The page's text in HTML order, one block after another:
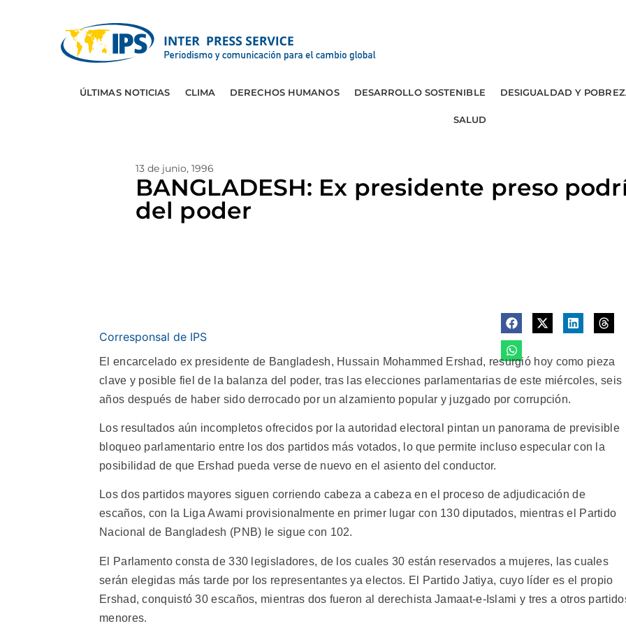
ÚLTIMAS NOTICIAS CLIMA DERECHOS HUMANOS DESARROLLO SOSTENIBLE DESIGUALDAD Y
SALUD
13 de junio, 1996
BANGLADESH: Ex presidente preso
del poder
Corresponsal de IPS
El encarcelado ex presidente de Bangladesh, Hussain Mohammed Ershad, resurgió hoy como pieza
clave y posible fiel de la balanza del poder, tras las elecciones parlamentarias de este miércoles, seis
años después de haber sido derrocado por un alzamiento popular y juzgado por corrupción.
Los resultados aún incompletos ofrecidos por la autoridad electoral pintan un panorama de previsible
bloqueo parlamentario entre los dos partidos más votados, lo que permite incluso especular con la
posibilidad de que Ershad pueda verse de nuevo en el asiento del conductor.
Los dos partidos mayores siguen corriendo cabeza a cabeza en el proceso de adjudicación de
escaños, con la Liga Awami provisionalmente en primer lugar con 130 diputados, mientras el Partido
Nacional de Bangladesh (PNB) le sigue con 102.
El Parlamento consta de 330 legisladores, de los cuales 30 están reservados a mujeres, las cuales
serán elegidas más tarde por los representantes ya electos. El Partido Jatiya, cuyo líder es el propio
Ershad, conquistó 30 escaños, mientras dos fueron al derechista Jamaat-e-Islami y tres a otros
menores.